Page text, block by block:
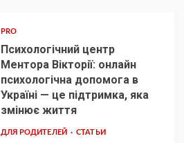
PRO
Психологічний центр
Ментора Вікторії: онлайн
психологічна допомога в
Україні — це підтримка, яка
змінює життя
ДЛЯ РОДИТЕЛЕЙ СТАТЬИ